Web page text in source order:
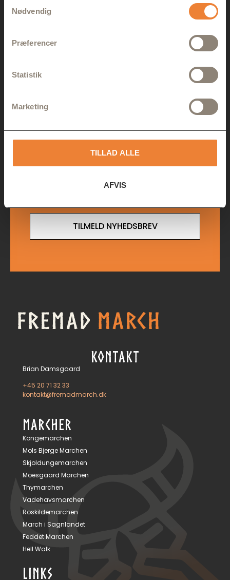
Nødvendig
Præferencer
Statistik
Marketing
TILLAD ALLE
AFVIS
Få de seneste nyheder om Fremad March og nye
TILMELD NYHEDSBREV
KONTAKT
Brian Damsgaard
+45 20 71 32 33
kontakt@fremadmarch.dk
MARCHER
Kongemarchen
Mols Bjerge Marchen
Skjoldungemarchen
Moesgaard Marchen
Thymarchen
Vadehavsmarchen
Roskildemarchen
March i Sagnlandet
Feddet Marchen
Hell Walk
LINKS